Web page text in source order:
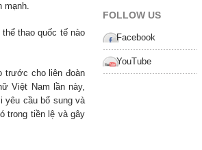
mạnh.
thao quốc tế nào
trước cho liên đoàn
Việt Nam lần này,
yêu cầu bổ sung và
trong tiền lệ và gây
FOLLOW US
Facebook
YouTube